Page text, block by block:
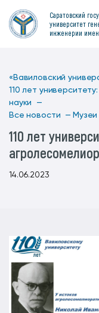
Саратовский
университет
инженерии
«Вавиловский
110 лет
науки —
Все новости —
110 лет
14.06.2023